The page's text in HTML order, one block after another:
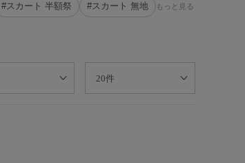
#スカート 半額祭 #スカート 無地 もっと見る